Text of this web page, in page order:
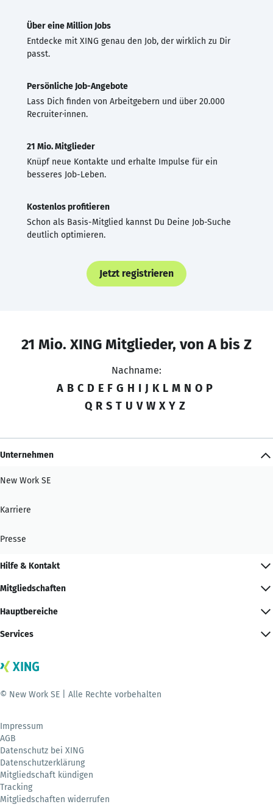
Über eine Million Jobs
Entdecke mit XING genau den Job, der wirklich zu Dir
passt.
Persönliche Job-Angebote
Lass Dich finden von Arbeitgebern und über 20.000
Recruiter·innen.
21 Mio. Mitglieder
Knüpf neue Kontakte und erhalte Impulse für ein
besseres Job-Leben.
Kostenlos profitieren
Schon als Basis-Mitglied kannst Du Deine Job-Suche
deutlich optimieren.
Jetzt registrieren
21 Mio. XING Mitglieder, von A bis Z
Nachname:
A B C D E F G H I J K L M N O P
Q R S T U V W X Y Z
Unternehmen
New Work SE
Karriere
Presse
Hilfe & Kontakt
Mitgliedschaften
Hauptbereiche
Services
© New Work SE | Alle Rechte vorbehalten
Impressum
AGB
Datenschutz bei XING
Datenschutzerklärung
Mitgliedschaft kündigen
Tracking
Mitgliedschaften widerrufen